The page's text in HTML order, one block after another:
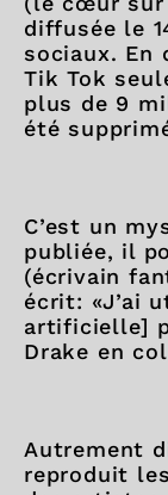
diffusée le
sociaux. En
Tik Tok
plus de 9
été
C’est un
publiée, il
(écrivain
écrit: «J’ai
artificielle]
Drake en
Autrement
reproduit